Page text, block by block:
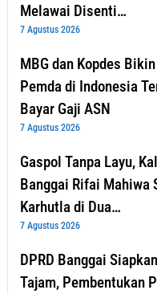
Melawai Disenti…
7 Agustus 2026
MBG dan Kopdes
Pemda di Indonesia
Bayar Gaji ASN
7 Agustus 2026
Gaspol Tanpa Layu,
Banggai Rifai Mahiwa
Karhutla di Dua…
7 Agustus 2026
DPRD Banggai
Tajam, Pembentukan